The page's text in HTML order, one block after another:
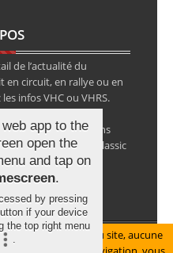
de l’actualité du
en circuit, en rallye ou en
infos VHC ou VHRS.
épreuves ainsi que
voiture ancienne, sans
notre partenaire Classic
fonctionnement du site, aucune
app to the
open the
and tap on
.
by pressing
if your device
the top right menu
.